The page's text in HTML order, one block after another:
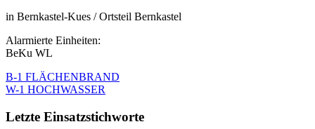
in Bernkastel-Kues / Ortsteil Bernkastel
Alarmierte Einheiten:
BeKu WL
B-1 FLÄCHENBRAND
W-1 HOCHWASSER
Letzte Einsatzstichworte